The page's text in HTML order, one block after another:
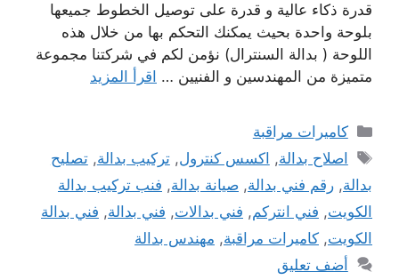
قدرة ذكاء عالية و قدرة على توصيل الخطوط جميعها
بلوحة واحدة بحيث يمكنك التحكم بها من خلال هذه
اللوحة ( بدالة السنترال) نؤمن لكم في شركتنا مجموعة
متميزة من المهندسين و الفنيين … اقرأ المزيد
التصنيفات
كاميرات مراقبة
الوسوم
اصلاح بدالة, اكسس كنترول,تركيب بدالة,تصليح
بدالة, رقم فني بدالة, صيانة بدالة, فنب تركيب بدالة
الكويت, فني انتركم, فني بدالات, فني بدالة, فني بدالة
الكويت, كاميرات مراقبة, مهندس بدالة
أضف تعليق